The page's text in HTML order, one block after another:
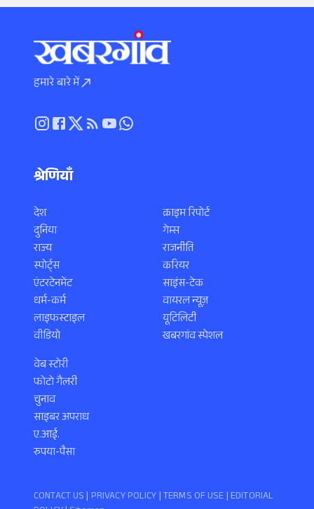
हमारे बारे में
श्रेणियाँ
देश
दुनिया
राज्य
स्पोर्ट्स
एंटरटेनमेंट
धर्म-कर्म
लाइफस्टाइल
वीडियो
क्राइम रिपोर्ट
गेम्स
राजनीति
करियर
साइंस-टेक
वायरल न्यूज़
यूटिलिटी
खबरगांव स्पेशल
वेब स्टोरी
फोटो गैलरी
चुनाव
साइबर अपराध
ए.आई.
रुपया-पैसा
CONTACT US | PRIVACY POLICY |TERMS OF USE | EDITORIAL